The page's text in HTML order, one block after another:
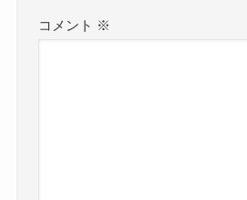
コメント ※